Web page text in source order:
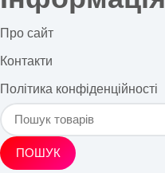
Про сайт
Контакти
Політика конфіденційності
ПОШУК